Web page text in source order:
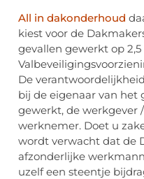
All in dakonderhoud
kiest voor de
gevallen gewerkt op
De
bij de eigenaar van het
gewerkt, de werkgever
werknemer. Doet u
wordt verwacht dat de
afzonderlijke
uzelf een steentje